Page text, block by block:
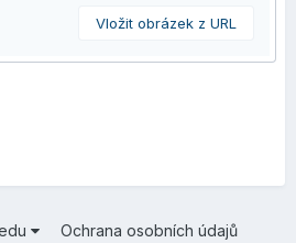
Vložit obrázek z URL
Ochrana osobních údajů